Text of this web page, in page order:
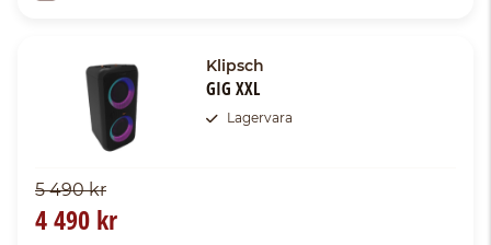
Klipsch
GIG XXL
Lagervara
5 490 kr
4 490 kr